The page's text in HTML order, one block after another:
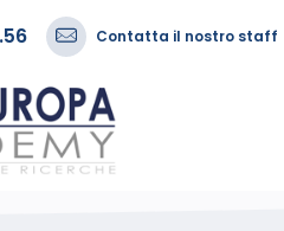
Contatta il nostro staff